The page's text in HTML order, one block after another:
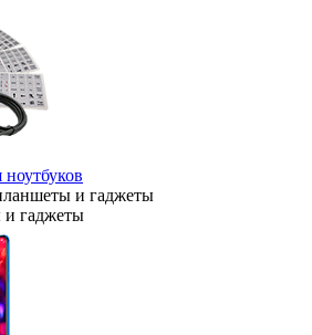
и гаджеты
гаджеты